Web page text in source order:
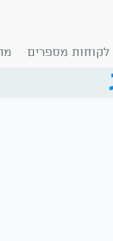
לקוחות מספרים
מתחילים תאוריה